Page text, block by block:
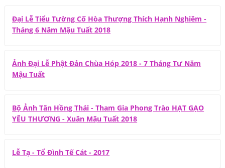
Đại Lễ Tiểu Tường Cố Hòa Thượng Thích Hạnh Nghiêm -
Tháng 6 Năm Mậu Tuất 2018
Ảnh Đại Lễ Phật Đản Chùa Hóp 2018 - 7 Tháng Tư Năm
Mậu Tuất
Bộ Ảnh Tân Hồng Thái - Tham Gia Phong Trào HẠT GẠO
YÊU THƯƠNG - Xuân Mậu Tuất 2018
Lễ Tạ - Tổ Đình Tế Cát - 2017